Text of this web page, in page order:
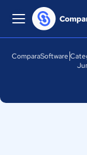
ComparaSoftware